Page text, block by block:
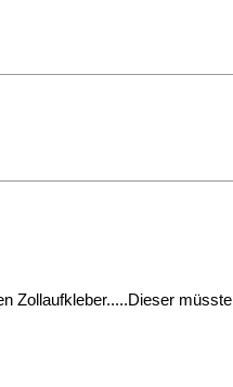
Zollaufkleber.....Dieser